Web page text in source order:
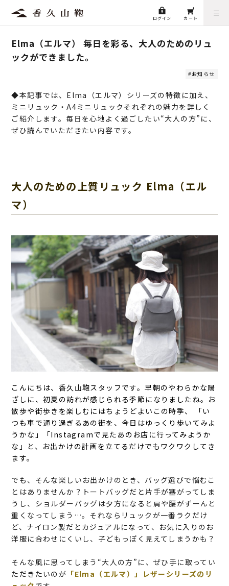
ログイン カート
Elma（エルマ） 毎日を彩る、大人のためのリュ
ックができました。
お知らせ
◆本記事では、Elma（エルマ）シリーズの特徴に加え、
ミニリュック・A4ミニリュックそれぞれの魅力を詳しく
ご紹介します。毎日を心地よく過ごしたい“大人の方”に、
ぜひ読んでいただきたい内容です。
大人のための上質リュック Elma（エル
マ）
こんにちは、香久山鞄スタッフです。早朝のやわらかな陽
ざしに、初夏の訪れが感じられる季節になりましたね。お
散歩や街歩きを楽しむにはちょうどよいこの時季、 「い
つも車で通り過ぎるあの街を、今日はゆっくり歩いてみよ
うかな」「Instagramで見たあのお店に行ってみようか
な」と、お出かけの計画を立てるだけでもワクワクしてき
ます。
でも、そんな楽しいお出かけのとき、バッグ選びで悩むこ
とはありませんか？トートバッグだと片手が塞がってしま
うし、ショルダーバッグは夕方になると肩や腰がずーんと
重くなってしまう…。それならリュックが一番ラクだけ
ど、ナイロン製だとカジュアルになって、お気に入りのお
洋服に合わせにくいし、子どもっぽく見えてしまうかも？
そんな風に思ってしまう“大人の方”に、ぜひ手に取ってい
ただきたいのが 「Elma（エルマ）」レザーシリーズのリ